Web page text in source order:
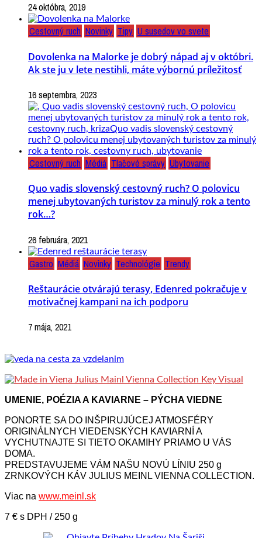
24 októbra, 2019
Cestovný ruch Novinky Tipy U susedov vo svete
Dovolenka na Malorke je dobrý nápad aj v októbri.
Ak ste ju v lete nestihli, máte výbornú príležitosť
16 septembra, 2023
Cestovný ruch Médiá Tlačové správy Ubytovanie
Quo vadis slovenský cestovný ruch? O polovicu
menej ubytovaných turistov za minulý rok a tento
rok…?
26 februára, 2021
Gastro Médiá Novinky Technológie Trendy
Reštaurácie otvárajú terasy, Edenred pokračuje v
motivačnej kampani na ich podporu
7 mája, 2021
UMENIE, POÉZIA A KAVIARNE – PÝCHA VIEDNE
PONORTE SA DO INŠPIRUJÚCEJ ATMOSFÉRY
ORIGINÁLNYCH VIEDENSKÝCH KAVIARNÍ A
VYCHUTNAJTE SI TIETO OKAMIHY PRIAMO U VÁS
DOMA.
PREDSTAVUJEME VÁM NAŠU NOVÚ LÍNIU 250 g
ZRNKOVÝCH KÁV JULIUS MEINL VIENNA COLLECTION.
Viac na www.meinl.sk
7 € s DPH / 250 g